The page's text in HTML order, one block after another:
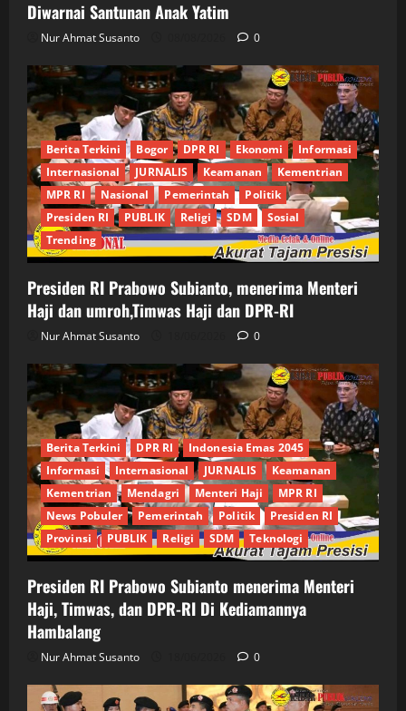
Diwarnai Santunan Anak Yatim
Nur Ahmat Susanto 0
Berita Terkini Bogor DPR RI Ekonomi
Informasi
Internasional
JURNALIS Keamanan
Kementrian
MPR RI
Nasional Pemerintah
Politik
Presiden RI
PUBLIK Religi SDM
Sosial
Trending
Presiden RI Prabowo Subianto, menerima Menteri
Haji dan umroh,Timwas Haji dan DPR-RI
Nur Ahmat Susanto 0
Berita Terkini DPR RI
Indonesia Emas 2045
Informasi
Internasional JURNALIS
Keamanan
Kementrian
Mendagri Menteri Haji
MPR RI
News Pobuler
Pemerintah Politik
Presiden RI
Provinsi
PUBLIK Religi SDM Teknologi
Presiden RI Prabowo Subianto menerima Menteri
Haji, Timwas, dan DPR-RI Di Kediamannya
Hambalang
Nur Ahmat Susanto 0